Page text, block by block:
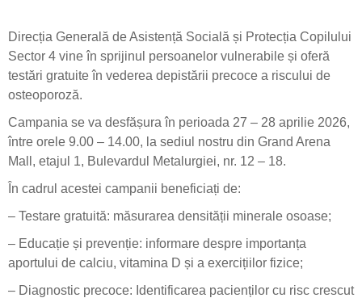
Direcția Generală de Asistență Socială și Protecția Copilului
Sector 4 vine în sprijinul persoanelor vulnerabile și oferă
testări gratuite în vederea depistării precoce a riscului de
osteoporoză.
Campania se va desfășura în perioada 27 – 28 aprilie 2026,
între orele 9.00 – 14.00, la sediul nostru din Grand Arena
Mall, etajul 1, Bulevardul Metalurgiei, nr. 12 – 18.
În cadrul acestei campanii beneficiați de:
– Testare gratuită: măsurarea densității minerale osoase;
– Educație și prevenție: informare despre importanța
aportului de calciu, vitamina D și a exercițiilor fizice;
– Diagnostic precoce: Identificarea pacienților cu risc crescut